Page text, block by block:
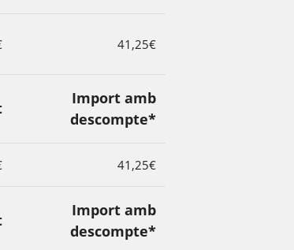
41,25€
Import amb
descompte*
41,25€
Import amb
descompte*